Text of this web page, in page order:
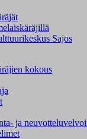
Sajos
kokous
ja